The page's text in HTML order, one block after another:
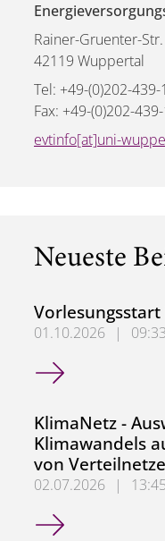
Rainer-Gruenter-Str.
42119 Wuppertal
Tel: +49-(0)202-
Fax: +49-(0)202-
evtinfo[at]uni-
Neueste
Vorlesungsstart
01.10.2026 |
Vorlesungsstart im
KlimaNetz -
Klimawandels
von
02.07.2026 |
KlimaNetz -